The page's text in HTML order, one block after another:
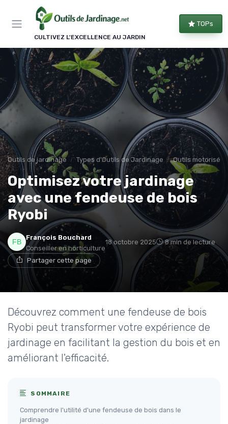
CULTIVEZ L'EXCELLENCE AU JARDIN
TOPs
Outils de jardinage Types d'Outils de Jardinage Outils motorisés
Optimisez votre jardinage
avec une fendeuse de bois
Ryobi
François Bouchard
Conseiller en horticulture
18 octobre 2025 8 min de lecture
Partager cette page
Découvrez comment une fendeuse de bois
Ryobi peut transformer votre expérience de
jardinage en facilitant la gestion du bois et en
améliorant l'efficacité.
SOMMAIRE
Comprendre l'utilité d'une fendeuse de bois dans le
jardinage
Panneau de gestion des cookies